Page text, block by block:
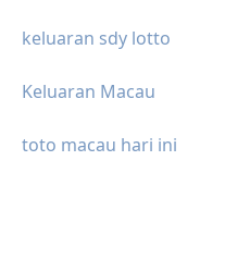
keluaran sdy lotto
Keluaran Macau
toto macau hari ini